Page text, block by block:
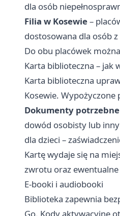
dla osób
Filia w Kosewie–
dostosowana dla osób
Do obu placówek
Karta biblioteczna – jak
Karta biblioteczna
Kosewie.
Dokumenty
dowód osobisty lub
dla dzieci –
Kartę wydaje się na
zwrotu oraz
E-booki i audiobooki
Biblioteka zapewnia